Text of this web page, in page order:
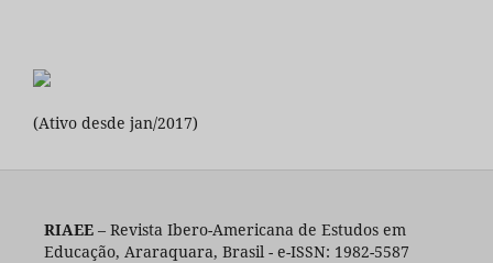
(Ativo desde jan/2017)
RIAEE– Revista Ibero-Americana de Estudos em
Educação, Araraquara, Brasil - e-ISSN: 1982-5587